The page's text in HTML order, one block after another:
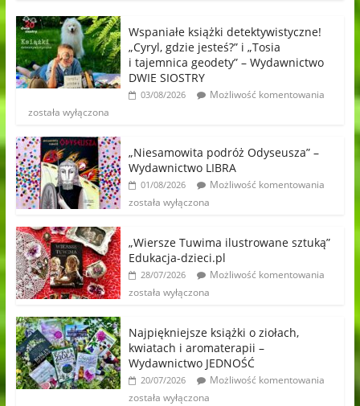
Wspaniałe książki detektywistyczne!
„Cyryl, gdzie jesteś?” i „Tosia
i tajemnica geodety” – Wydawnictwo
DWIE SIOSTRY
03/08/2026
Możliwość komentowania
została wyłączona
„Niesamowita podróż Odyseusza” –
Wydawnictwo LIBRA
01/08/2026
Możliwość komentowania
została wyłączona
„Wiersze Tuwima ilustrowane sztuką”
Edukacja-dzieci.pl
28/07/2026
Możliwość komentowania
została wyłączona
Najpiękniejsze książki o ziołach,
kwiatach i aromaterapii –
Wydawnictwo JEDNOŚĆ
20/07/2026
Możliwość komentowania
została wyłączona